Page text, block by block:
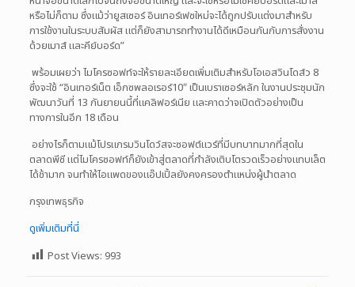
หรือไม่ก็ตาม ซึ่งแม้ว่ายูสเซอร์ อินเทอร์เฟซใหม่จะได้ถูกปรับแต่งมาสำหรับ
การใช้งานในระบบสัมผัส แต่ก็ยังสามารถทำงานได้ดีเหมือนกันกับการสั่งงาน
ด้วยเมาส์ และคีย์บอร์ด”
พร้อมเผยว่า ไมโครซอฟท์จะให้รายละเอียดเพิ่มเติมสำหรับโอเอสวินโดส์ว 8
ซึ่งจะใช้ “อินเทอร์เน็ต เอ็กซพลอเรอร์10″ เป็นเบราเซอร์หลัก ในงานประชุมนัก
พัฒนาวันที่ 13 กันยายนนี้ที่แคลิฟอร์เนีย และคาดว่าจเปิดตัวอย่างเป็น
ทางการในอีก 18 เดือน
อย่างไรก็ตามแม้โปรแกรมวินโดว์สจะซอฟต์แวร์ที่มีบทบาทมากที่สุดใน
ตลาดพีซี แต่ไมโครซอฟท์ก็ยังเข้าสู่ตลาดที่กำลังเติบโตรวดเร็วอย่างแทบเล็ต
ได้ช้ามาก จนทำให้ไอแพดของแอ๊ปเปิ้ลยังคงครองตำแหน่งผู้นำตลาด
กรุงเทพธุรกิจ
ดูเพิ่มเติมที่นี่
Post Views: 993